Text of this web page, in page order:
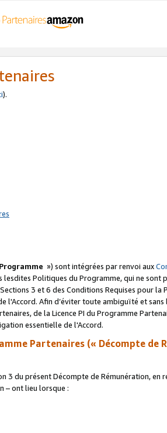
).
») sont intégrées par renvoi aux
Politiques du Programme, qui ne sont
3 et 6 des Conditions Requises pour la
l'Accord. Afin d’éviter toute ambiguïté et
de la Licence PI du Programme
essentielle de l'Accord.
Partenaires (« Décompte de
3 du présent Décompte de Rémunération, en
– ont lieu lorsque :